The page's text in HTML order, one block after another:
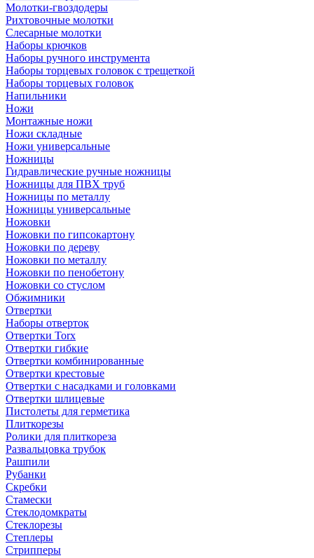
Молотки-гвоздодеры
Рихтовочные молотки
Слесарные молотки
Наборы крючков
Наборы ручного инструмента
Наборы торцевых головок с трещеткой
Наборы торцевых головок
Напильники
Ножи
Монтажные ножи
Ножи складные
Ножи универсальные
Ножницы
Гидравлические ручные ножницы
Ножницы для ПВХ труб
Ножницы по металлу
Ножницы универсальные
Ножовки
Ножовки по гипсокартону
Ножовки по дереву
Ножовки по металлу
Ножовки по пенобетону
Ножовки со стуслом
Обжимники
Отвертки
Наборы отверток
Отвертки Torx
Отвертки гибкие
Отвертки комбинированные
Отвертки крестовые
Отвертки с насадками и головками
Отвертки шлицевые
Пистолеты для герметика
Плиткорезы
Ролики для плиткореза
Развальцовка трубок
Рашпили
Рубанки
Скребки
Стамески
Стеклодомкраты
Стеклорезы
Степлеры
Стрипперы